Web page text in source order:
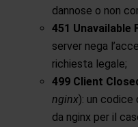
dannose o non
451 Unavailable
server nega
richiesta legale;
499 Client
nginx): un
da nginx per il